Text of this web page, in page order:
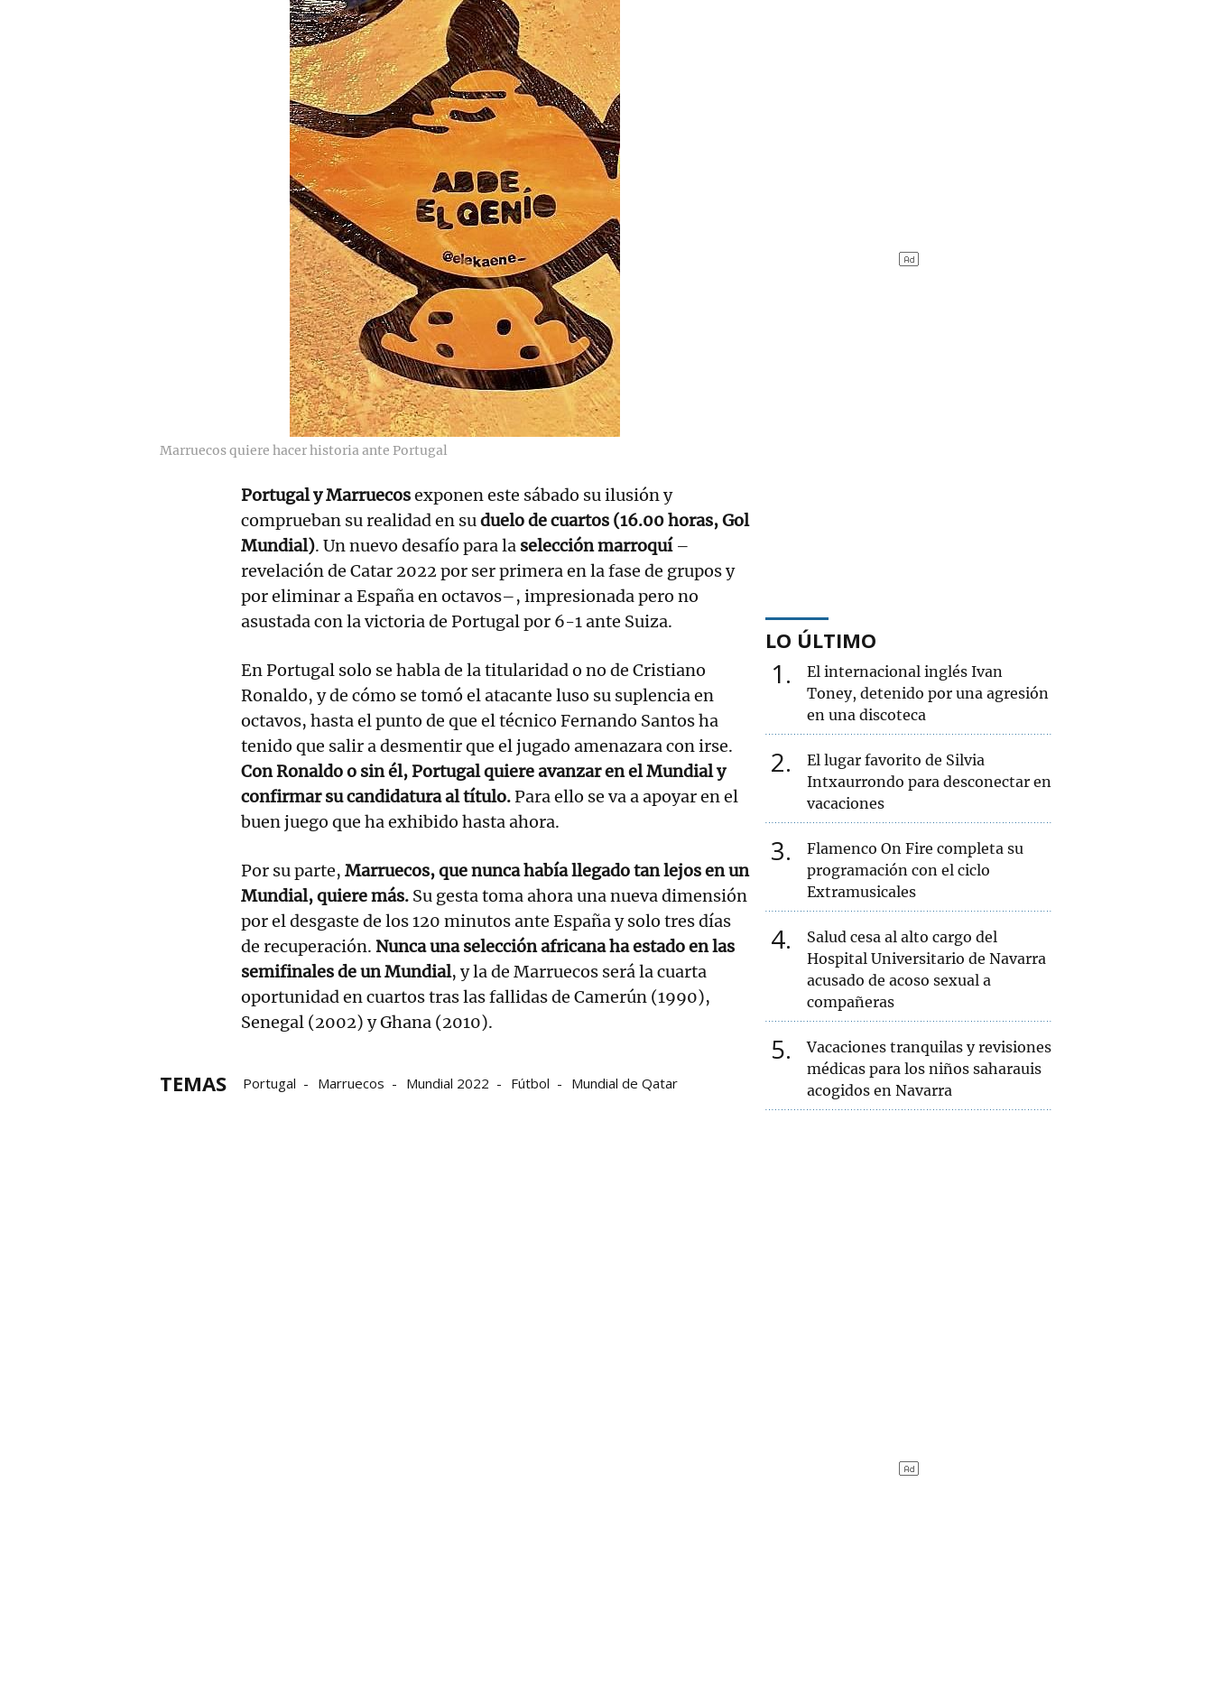
Marruecos quiere hacer historia ante Portugal
Portugal y Marruecosexponen este sábado su ilusión y
comprueban su realidad en suduelo de cuartos (16.00 horas, Gol
Mundial). Un nuevo desafío para la selección marroquí–
revelación de Catar 2022 por ser primera en la fase de grupos y
por eliminar a España en octavos–, impresionada pero no
asustada con la victoria de Portugal por 6-1 ante Suiza.
En Portugal solo se habla de la titularidad o no de Cristiano
Ronaldo, y de cómo se tomó el atacante luso su suplencia en
octavos, hasta el punto de que el técnico Fernando Santos ha
tenido que salir a desmentir que el jugado amenazara con irse.
Con Ronaldo o sin él, Portugal quiere avanzar en el Mundial y
confirmar su candidatura al título.Para ello se va a apoyar en el
buen juego que ha exhibido hasta ahora.
Por su parte, Marruecos, que nunca había llegado tan lejos en un
Mundial, quiere más. Su gesta toma ahora una nueva dimensión
por el desgaste de los 120 minutos ante España y solo tres días
de recuperación. Nunca una selección africana ha estado en las
semifinales de un Mundial, y la de Marruecos será la cuarta
oportunidad en cuartos tras las fallidas de Camerún (1990),
Senegal (2002) y Ghana (2010).
TEMAS Portugal Marruecos Mundial 2022 Fútbol Mundial de Qatar
LO ÚLTIMO
1
El internacional inglés Ivan
Toney, detenido por una agresión
en una discoteca
2
El lugar favorito de Silvia
Intxaurrondo para desconectar en
vacaciones
3
Flamenco On Fire completa su
programación con el ciclo
Extramusicales
4
Salud cesa al alto cargo del
Hospital Universitario de Navarra
acusado de acoso sexual a
compañeras
5
Vacaciones tranquilas y revisiones
médicas para los niños saharauis
acogidos en Navarra